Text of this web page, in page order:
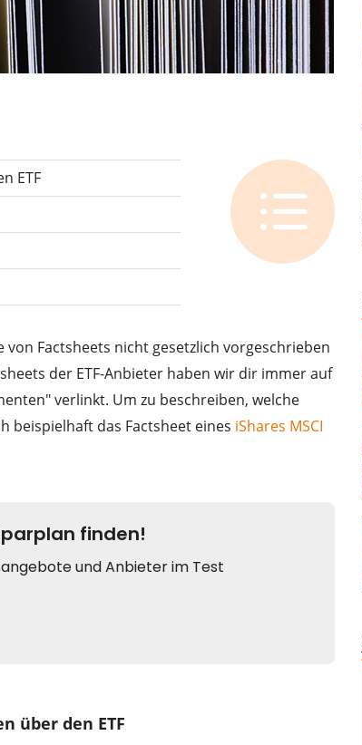
ETF
Factsheets nicht gesetzlich vorgeschrieben
der ETF-Anbieter haben wir dir immer auf
verlinkt. Um zu beschreiben, welche
beispielhaft das Factsheet eines iShares MSCI
über den ETF